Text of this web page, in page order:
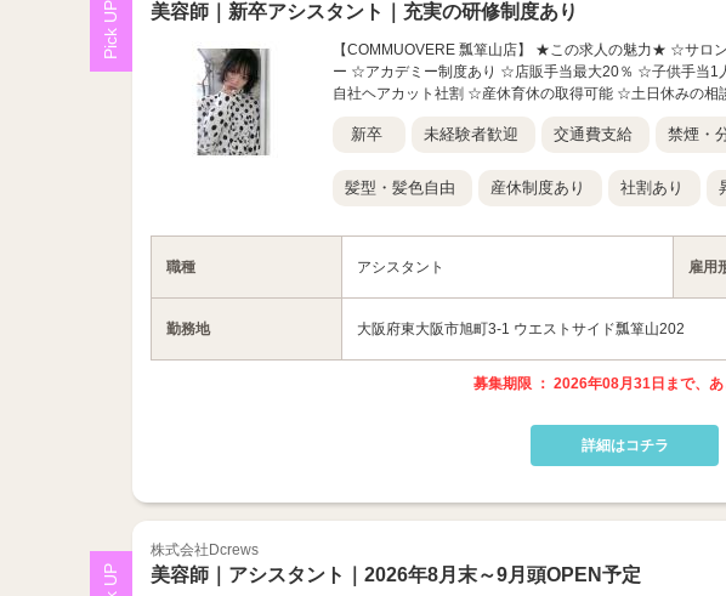
美容師｜新卒アシスタント｜充実の研修制度あり
【COMMUOVERE 瓢箪山店】 ★この求人の魅力★ ☆サ
ー ☆アカデミー制度あり ☆店販手当最大20％ ☆子供手当
自社ヘアカット社割 ☆産休育休の取得可能 ☆土日休みの相
新卒 未経験者歓迎 交通費支給 禁煙・
髪型・髪色自由 産休制度あり 社割あり
職種 アシスタント 雇用
勤務地 大阪府東大阪市旭町3-1 ウエストサイド瓢箪山202
募集期限 ： 2026年08月31日まで、あ
詳細はコチラ
株式会社Dcrews
美容師｜アシスタント｜2026年8月末～9月頭OPEN予定